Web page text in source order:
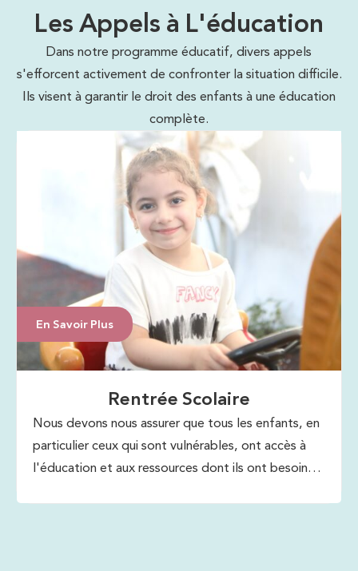
Les Appels à L'éducation
Dans notre programme éducatif, divers appels
s'efforcent activement de confronter la situation difficile.
Ils visent à garantir le droit des enfants à une éducation
complète.
En Savoir Plus
Rentrée Scolaire
Nous devons nous assurer que tous les enfants, en
particulier ceux qui sont vulnérables, ont accès à
l'éducation et aux ressources dont ils ont besoin